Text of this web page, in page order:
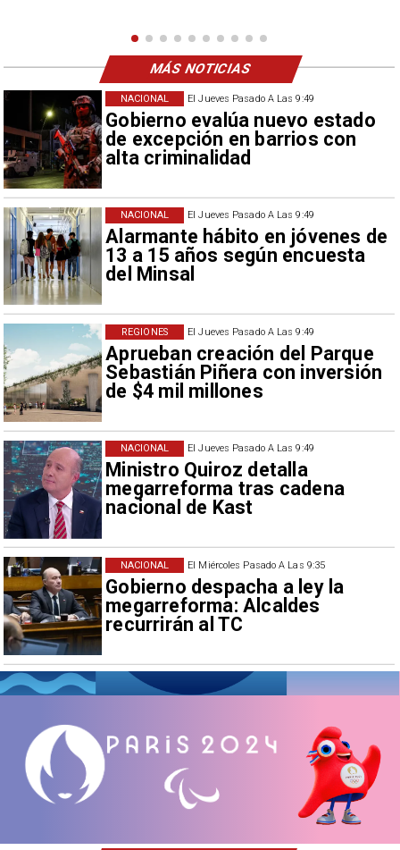
El Jueves Pasado A Las 9:49
Gobierno evalúa nuevo estado
de excepción en barrios con
alta criminalidad
NACIONAL
El Jueves Pasado A Las 9:49
Alarmante hábito en jóvenes de
13 a 15 años según encuesta
del Minsal
NACIONAL
El Jueves Pasado A Las 9:49
Aprueban creación del Parque
Sebastián Piñera con inversión
de $4 mil millones
REGIONES
El Jueves Pasado A Las 9:49
Ministro Quiroz detalla
megarreforma tras cadena
nacional de Kast
NACIONAL
El Miércoles Pasado A Las 9:35
Gobierno despacha a ley la
megarreforma: Alcaldes
recurrirán al TC
NACIONAL
MÁS NOTICIAS